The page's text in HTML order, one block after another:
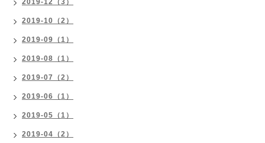
2019-12（3）
2019-10（2）
2019-09（1）
2019-08（1）
2019-07（2）
2019-06（1）
2019-05（1）
2019-04（2）